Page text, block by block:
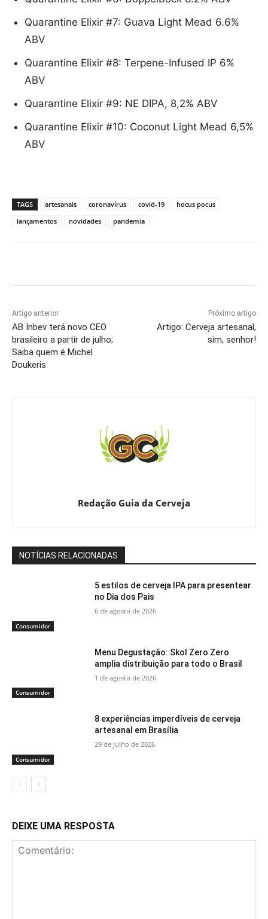
Quarantine Elixir #7: Guava Light Mead 6.6%
ABV
Quarantine Elixir #8: Terpene-Infused IP 6%
ABV
Quarantine Elixir #9: NE DIPA, 8,2% ABV
Quarantine Elixir #10: Coconut Light Mead 6,5%
ABV
TAGS artesanais coronavírus covid-19
hocus pocus
lançamentos
novidades pandemia
Artigo anterior
AB Inbev terá novo CEO
brasileiro a partir de julho;
Saiba quem é Michel
Doukeris
Próximo artigo
Artigo: Cerveja artesanal,
sim, senhor!
Redação Guia da Cerveja
NOTÍCIAS RELACIONADAS
Consumidor
5 estilos de cerveja IPA para presentear
no Dia dos Pais
6 de agosto de 2026
Consumidor
Menu Degustação: Skol Zero Zero
amplia distribuição para todo o Brasil
1 de agosto de 2026
Consumidor
8 experiências imperdíveis de cerveja
artesanal em Brasília
29 de julho de 2026
DEIXE UMA RESPOSTA